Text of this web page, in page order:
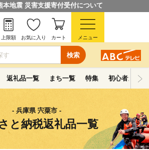
本地震 災害支援寄付受付について
検索
上限額 お気に入り カート メニュー
返礼品一覧 まち一覧 特集 初心者ガイド
- 兵庫県 宍粟市 -
と納税返礼品一覧